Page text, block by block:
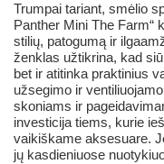
Trumpai tariant, smėlio
Panther Mini The Farm“
stilių, patogumą ir
ženklas užtikrina, kad
bet ir atitinka praktinius
užsegimo ir
skoniams ir
investicija tiems, kurie
vaikiškame aksesuare.
jų kasdieniuose